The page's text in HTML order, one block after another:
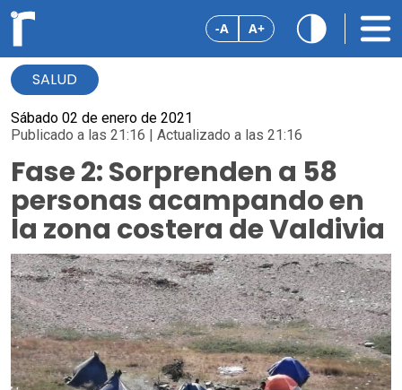
-A A+
SALUD
Sábado 02 de enero de 2021
Publicado a las 21:16 | Actualizado a las 21:16
Fase 2: Sorprenden a 58
personas acampando en
la zona costera de Valdivia